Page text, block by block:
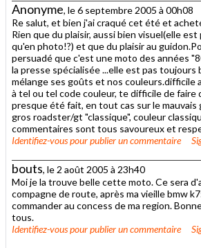
Anonyme, le 6 septembre 2005 à 00h08
Re salut, et bien j'ai craqué cet été et
Rien que du plaisir, aussi bien visuel(elle
qu'en photo!?) et que du plaisir au
persuadé que c'est une moto des années
la presse spécialisée ...elle est pas toujours
mélange ses goûts et nos couleurs.difficile
à tel ou tel code couleur, te difficile de faire
presque été fait, en tout cas sur le mauvais
gros roadster/gt "classique", couleur
commentaires sont tous savoureux et
Identifiez-vouspour publier un commentaire
bouts, le 2 août 2005 à 23h40
Moi je la trouve belle cette moto. Ce sera
compagne de route, après ma vieille bmw
commander au concess de ma region.
tous.
Identifiez-vouspour publier un commentaire